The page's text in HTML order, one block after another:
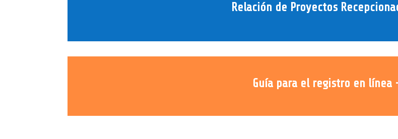
Relación de Proyectos
Guía para el registro en línea